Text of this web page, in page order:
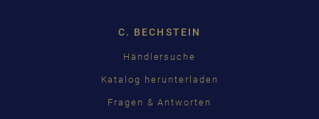
C. BECHSTEIN
Händlersuche
Katalog herunterladen
Fragen & Antworten